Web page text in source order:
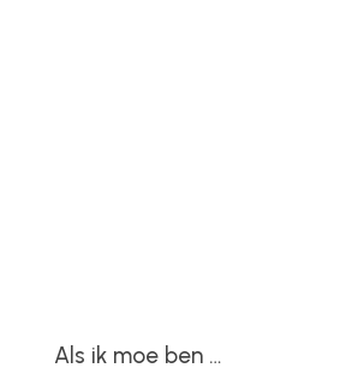
Als ik moe ben …